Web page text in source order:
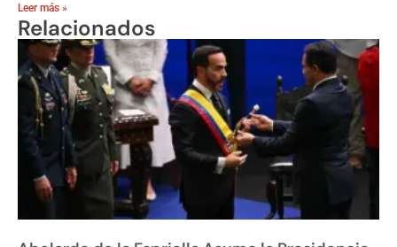
Leer más »
Relacionados